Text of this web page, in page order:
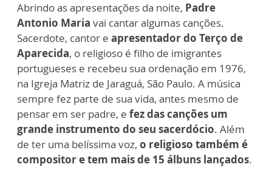
Abrindo as apresentações da noite, Padre
Antonio Maria vai cantar algumas canções.
Sacerdote, cantor e apresentador do Terço de
Aparecida, o religioso é filho de imigrantes
portugueses e recebeu sua ordenação em 1976,
na Igreja Matriz de Jaraguá, São Paulo. A música
sempre fez parte de sua vida, antes mesmo de
pensar em ser padre, e fez das canções um
grande instrumento do seu sacerdócio. Além
de ter uma belíssima voz, o religioso também é
compositor e tem mais de 15 álbuns lançados.